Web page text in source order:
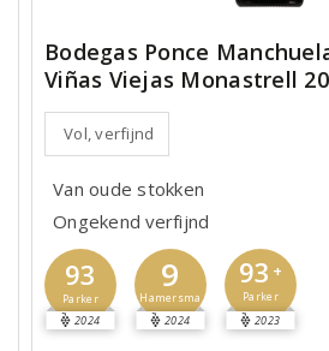
Bodegas Ponce
Viñas Viejas Monastrell
Vol, verfijnd
Van oude stokken
Ongekend verfijnd
93
Parker
2024
9
Hamersma
2024
93 +
Parker
2023